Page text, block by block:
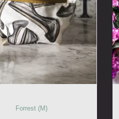
Forrest (M)